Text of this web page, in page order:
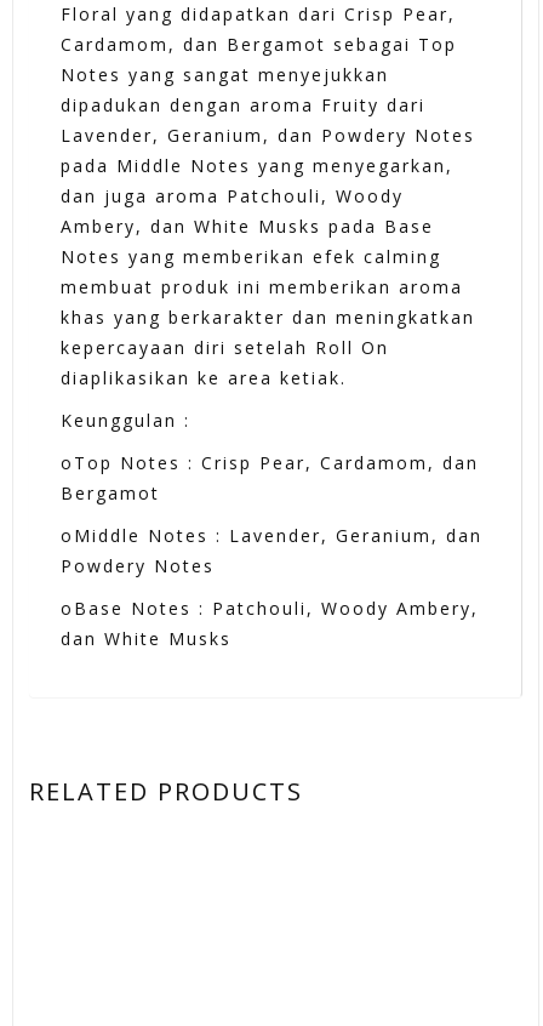
Floral yang didapatkan dari Crisp Pear,
Cardamom, dan Bergamot sebagai Top
Notes yang sangat menyejukkan
dipadukan dengan aroma Fruity dari
Lavender, Geranium, dan Powdery Notes
pada Middle Notes yang menyegarkan,
dan juga aroma Patchouli, Woody
Ambery, dan White Musks pada Base
Notes yang memberikan efek calming
membuat produk ini memberikan aroma
khas yang berkarakter dan meningkatkan
kepercayaan diri setelah Roll On
diaplikasikan ke area ketiak.
Keunggulan :
oTop Notes : Crisp Pear, Cardamom, dan
Bergamot
oMiddle Notes : Lavender, Geranium, dan
Powdery Notes
oBase Notes : Patchouli, Woody Ambery,
dan White Musks
RELATED PRODUCTS